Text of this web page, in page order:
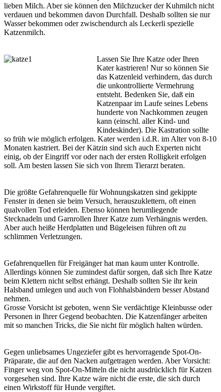
lieben Milch. Aber sie können den Milchzucker der Kuhmilch nicht
verdauen und bekommen davon Durchfall. Deshalb sollten sie nur
Wasser bekommen oder zwischendurch als Leckerli spezielle
Katzenmilch.
Lassen Sie Ihre Katze oder Ihren
Kater kastrieren! Nur so können Sie
das Katzenleid verhindern, das durch
die unkontrollierte Vermehrung
entsteht. Bedenken Sie, daß ein
Katzenpaar im Laufe seines Lebens
hunderte von Nachkommen zeugen
kann (einschl. aller Kind- und
Kindeskinder). Die Kastration sollte
so früh wie möglich erfolgen. Kater werden i.d.R. im Alter von 8-10
Monaten kastriert. Bei der Kätzin sind sich auch Experten nicht
einig, ob der Eingriff vor oder nach der ersten Rolligkeit erfolgen
soll. Am besten lassen Sie sich von Ihrem Tierarzt beraten.
Die größte Gefahrenquelle für Wohnungskatzen sind gekippte
Fenster in denen sie beim Versuch, herauszuklettern, oft einen
qualvollen Tod erleiden. Ebenso können herumliegende
Stecknadeln und Garnrollen Ihrer Katze zum Verhängnis werden.
Aber auch heiße Herdplatten und Bügeleisen führen oft zu
schlimmen Verletzungen.
Gefahrenquellen für Freigänger hat man kaum unter Kontrolle.
Allerdings können Sie zumindest dafür sorgen, daß sich Ihre Katze
beim Klettern nicht selbst erhängt. Deshalb sollten Sie ihr kein
Halsband umlegen und auch von Flohhalsbändern besser Abstand
nehmen.
Grosse Vorsicht ist geboten, wenn Sie verdächtige Kleinbusse oder
Personen in Ihrer Gegend beobachten. Die Katzenfänger arbeiten
mit so manchen Tricks, die Sie nicht für möglich halten würden.
Gegen unliebsames Ungeziefer gibt es hervorragende Spot-On-
Präparate, die auf den Nacken aufgetragen werden. Aber Vorsicht:
Finger weg von Spot-On-Mitteln die nicht ausdrücklich für Katzen
vorgesehen sind. Ihre Katze wäre nicht die erste, die sich durch
einen Wirkstoff für Hunde vergiftet.